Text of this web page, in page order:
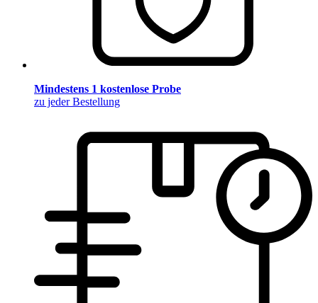
Mindestens 1 kostenlose Probe
zu jeder Bestellung